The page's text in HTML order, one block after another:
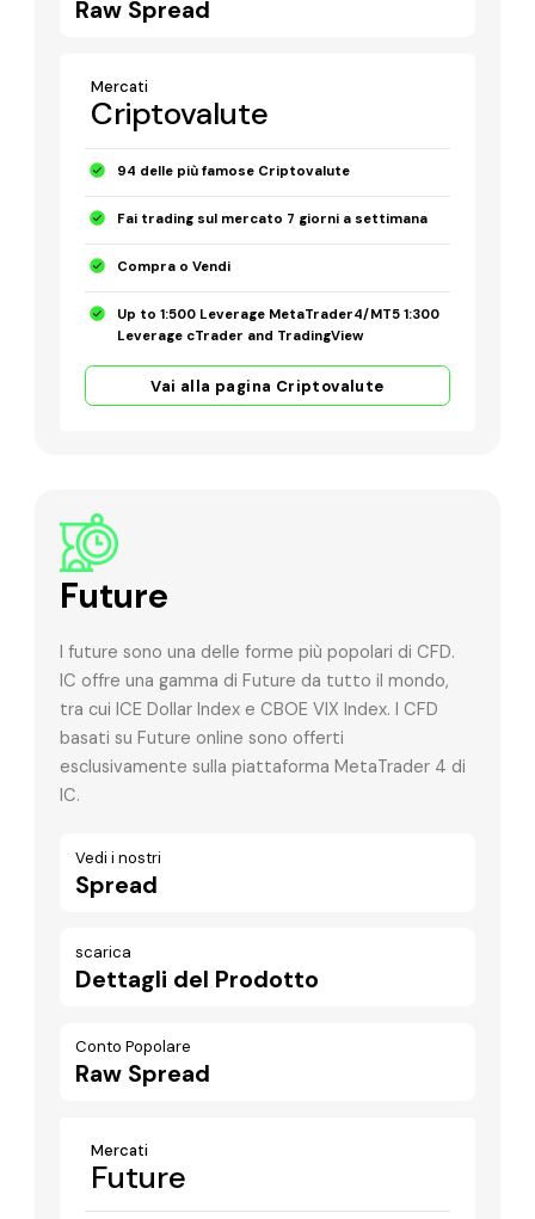
Raw Spread
Mercati
Criptovalute
94 delle più famose Criptovalute
Fai trading sul mercato 7 giorni a settimana
Compra o Vendi
Up to 1:500 Leverage MetaTrader4/MT5 1:300
Leverage cTrader and TradingView
Vai alla pagina Criptovalute
Future
I future sono una delle forme più popolari di CFD.
IC offre una gamma di Future da tutto il mondo,
tra cui ICE Dollar Index e CBOE VIX Index. I CFD
basati su Future online sono offerti
esclusivamente sulla piattaforma MetaTrader 4 di
IC.
Vedi i nostri
Spread
scarica
Dettagli del Prodotto
Conto Popolare
Raw Spread
Mercati
Future